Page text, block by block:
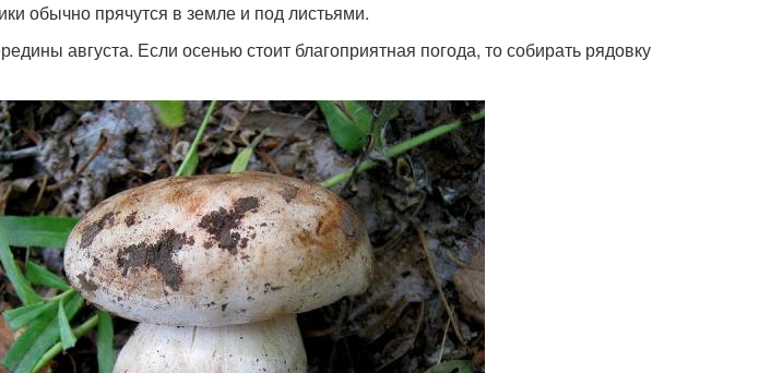
обычно прячутся в земле и под листьями.
августа. Если осенью стоит благоприятная погода, то собирать рядовку